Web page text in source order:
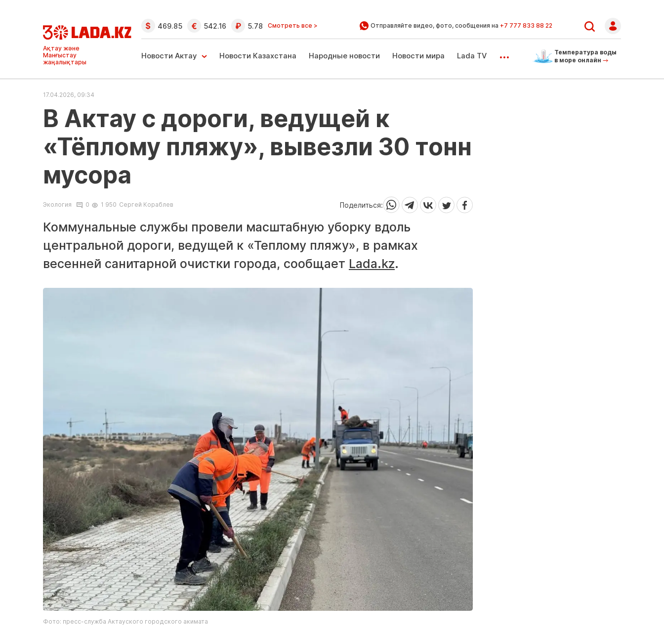
Ақтау және
Манғыстау
жаңалықтары
469.85 542.16 5.78 Смотреть все > Отправляйте видео, фото, сообщения на +7 777 833 88 22
Новости Актау Новости Казахстана Народные новости Новости мира Lada TV ...
Температура воды
в море онлайн
17.04.2026, 09:34
В Актау с дороги, ведущей к
«Тёплому пляжу», вывезли 30 тонн
мусора
Экология 0 1 950 Сергей Кораблев Поделиться:
Коммунальные службы провели масштабную уборку вдоль
центральной дороги, ведущей к «Теплому пляжу», в рамках
весенней санитарной очистки города, сообщает Lada.kz.
Фото: пресс-служба Актауского городского акимата